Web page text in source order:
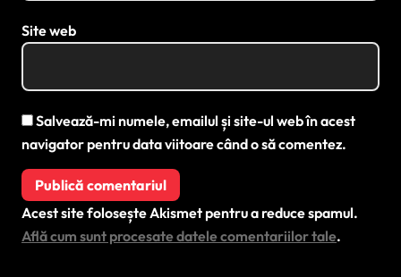
Site web
Salvează-mi numele, emailul și site-ul web în acest
navigator pentru data viitoare când o să comentez.
Acest site folosește Akismet pentru a reduce spamul.
Află cum sunt procesate datele comentariilor tale.